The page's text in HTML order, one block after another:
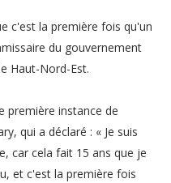
c'est la première fois qu'un
du gouvernement
Haut-Nord-Est.
première instance de
qui a déclaré : « Je suis
car cela fait 15 ans que je
et c'est la première fois